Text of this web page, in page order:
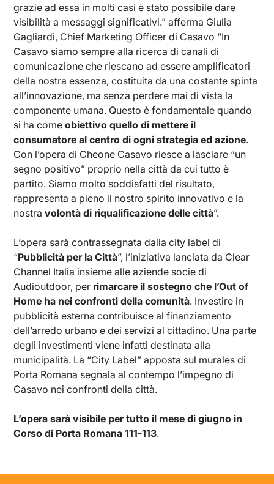
grazie ad essa in molti casi è stato possibile dare
visibilità a messaggi significativi.” afferma Giulia
Gagliardi, Chief Marketing Officer di Casavo “In
Casavo siamo sempre alla ricerca di canali di
comunicazione che riescano ad essere amplificatori
della nostra essenza, costituita da una costante spinta
all’innovazione, ma senza perdere mai di vista la
componente umana. Questo è fondamentale quando
si ha comeobiettivo quello di mettere il
consumatore al centro di ogni strategia ed azione.
Con l’opera di Cheone Casavo riesce a lasciare “un
segno positivo” proprio nella città da cui tutto è
partito. Siamo molto soddisfatti del risultato,
rappresenta a pieno il nostro spirito innovativo e la
nostravolontà di riqualificazione delle città”.
L’opera sarà contrassegnata dalla city label di
“Pubblicità per la Città”, l’iniziativa lanciata da Clear
Channel Italia insieme alle aziende socie di
Audioutdoor, per rimarcare il sostegno che l’Out of
Home ha nei confronti della comunità. Investire in
pubblicità esterna contribuisce al finanziamento
dell’arredo urbano e dei servizi al cittadino. Una parte
degli investimenti viene infatti destinata alla
municipalità. La “City Label” apposta sul murales di
Porta Romana segnala al contempo l’impegno di
Casavo nei confronti della città.
L’opera sarà visibile per tutto il mese di giugno in
Corso di Porta Romana 111-113.